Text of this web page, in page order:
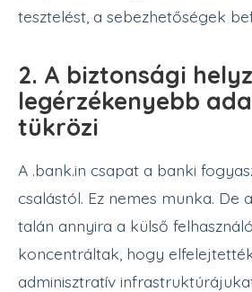
tesztelést, a sebezhetőségek
2. A biztonsági
legérzékenyebb
tükrözi
A .bank.in csapat a banki
csalástól. Ez nemes munka. De
talán annyira a külső
koncentráltak, hogy
adminisztratív